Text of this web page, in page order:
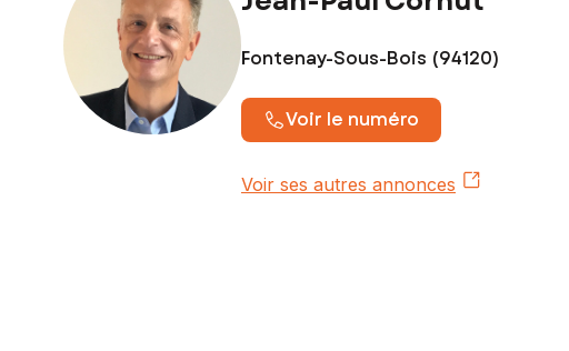
Fontenay-Sous-Bois (94120)
Voir le numéro
Voir ses autres annonces